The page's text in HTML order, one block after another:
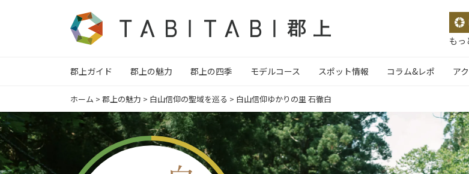
もっ
郡上ガイド 郡上の魅力 郡上の四季 モデルコース スポット情報 コラム&レポ ア
ホーム > 郡上の魅力 > 白山信仰の聖域を巡る > 白山信仰ゆかりの里 石徹白